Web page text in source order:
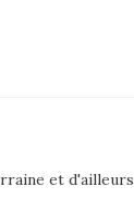
et d'ailleurs